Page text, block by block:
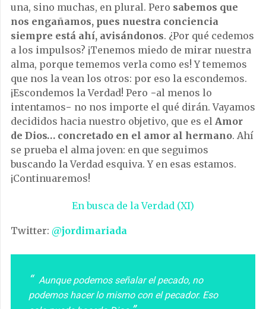
una, sino muchas, en plural. Pero sabemos que
nos engañamos, pues nuestra conciencia
siempre está ahí, avisándonos. ¿Por qué cedemos
a los impulsos? ¡Tenemos miedo de mirar nuestra
alma, porque tememos verla como es! Y tememos
que nos la vean los otros: por eso la escondemos.
¡Escondemos la Verdad! Pero −al menos lo
intentamos− no nos importe el qué dirán. Vayamos
decididos hacia nuestro objetivo, que es el Amor
de Dios… concretado en el amor al hermano. Ahí
se prueba el alma joven: en que seguimos
buscando la Verdad esquiva. Y en esas estamos.
¡Continuaremos!
En busca de la Verdad (XI)
Twitter: @jordimariada
Aunque podemos señalar el pecado, no
podemos hacer lo mismo con el pecador. Eso